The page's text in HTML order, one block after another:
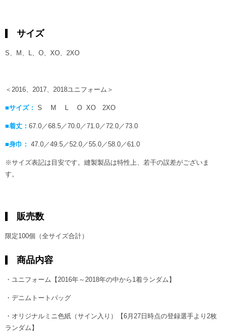
サイズ
S、M、L、O、XO、2XO
＜2016、2017、2018ユニフォーム＞
■サイズ： S M L O XO 2XO
■着丈： 67.0／68.5／70.0／71.0／72.0／73.0
■身巾： 47.0／49.5／52.0／55.0／58.0／61.0
※サイズ表記は目安です。縫製製品は特性上、若干の誤差がございま
す。
販売数
限定100個（全サイズ合計）
商品内容
・ユニフォーム【2016年～2018年の中から1着ランダム】
・デニムトートバッグ
・オリジナルミニ色紙（サイン入り）【6月27日時点の登録選手より2枚
ランダム】